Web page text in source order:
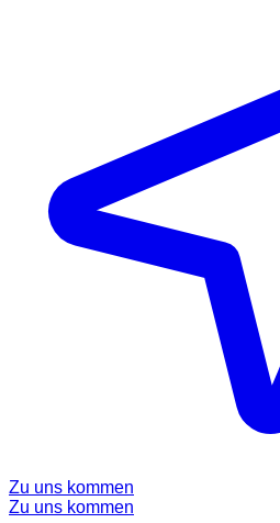
Zu uns kommen
Zu uns kommen